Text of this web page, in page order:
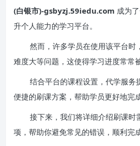
(白银市)-gsbyzj.59iedu.com 成为
升个人能力的学习平台。
然而，许多学员在使用该平台时
难度大等问题，这使得学习进度常常
结合平台的课程设置，代学服务
便捷的刷课方案，帮助学员更好地完
接下来，我们将详细介绍刷课时
项，帮助你避免常见的错误，顺利完